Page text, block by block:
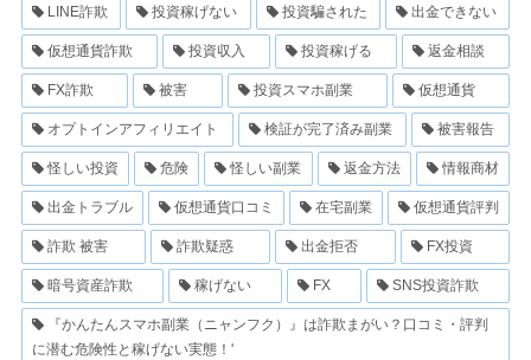
LINE詐欺 投資稼げない 投資騙された 出金できない
仮想通貨詐欺 投資収入 投資稼げる 返金相談
FX詐欺 被害 投資スマホ副業 仮想通貨
オプトインアフィリエイト 検証が完了済み副業 被害報告
怪しい投資 危険 怪しい副業 返金方法 情報商材
出金トラブル 仮想通貨口コミ 在宅副業 仮想通貨評判
詐欺 被害 詐欺疑惑 出金拒否 FX投資
暗号資産詐欺 稼げない FX SNS投資詐欺
『かんたんスマホ副業（ニャンフク）』は詐欺まがい？口コミ・評判
に潜む危険性と稼げない実態！'